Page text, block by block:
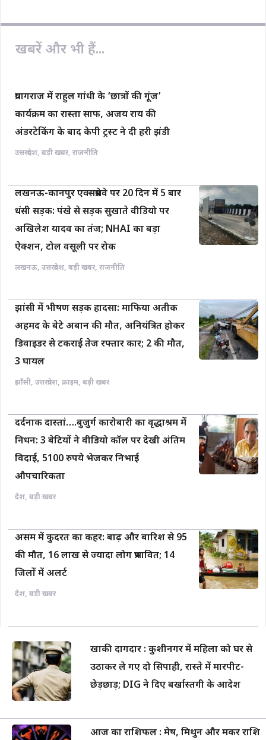
खबरें और भी हैं...
प्रयागराज में राहुल गांधी के ‘छात्रों की गूंज’
कार्यक्रम का रास्ता साफ, अजय राय की
अंडरटेकिंग के बाद केपी ट्रस्ट ने दी हरी झंडी
उत्तरप्रदेश, बड़ी खबर, राजनीति
लखनऊ-कानपुर एक्सप्रेसवे पर 20 दिन में 5 बार
धंसी सड़क: पंखे से सड़क सुखाते वीडियो पर
अखिलेश यादव का तंज; NHAI का बड़ा
ऐक्शन, टोल वसूली पर रोक
लखनऊ, उत्तरप्रदेश, बड़ी खबर, राजनीति
झांसी में भीषण सड़क हादसा: माफिया अतीक
अहमद के बेटे अबान की मौत, अनियंत्रित होकर
डिवाइडर से टकराई तेज रफ्तार कार; 2 की मौत,
3 घायल
झाँसी, उत्तरप्रदेश, क्राइम, बड़ी खबर
दर्दनाक दास्तां….बुजुर्ग कारोबारी का वृद्धाश्रम में
निधन: 3 बेटियों ने वीडियो कॉल पर देखी अंतिम
विदाई, 5100 रुपये भेजकर निभाई
औपचारिकता
देश, बड़ी खबर
असम में कुदरत का कहर: बाढ़ और बारिश से 95
की मौत, 16 लाख से ज्यादा लोग प्रभावित; 14
जिलों में अलर्ट
देश, बड़ी खबर
खाकी दागदार : कुशीनगर में महिला को घर से
उठाकर ले गए दो सिपाही, रास्ते में मारपीट-
छेड़छाड़; DIG ने दिए बर्खास्तगी के आदेश
आज का राशिफल : मेष, मिथुन और मकर राशि